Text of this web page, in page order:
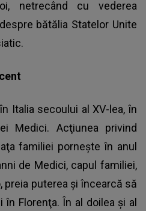
netrecând cu vederea
bătălia Statelor Unite
Italia secoului al XV-lea, în
Medici. Acţiunea privind
familiei porneşte în anul
de Medici, capul familiei,
preia puterea şi încearcă să
Florenţa. În al doilea şi al